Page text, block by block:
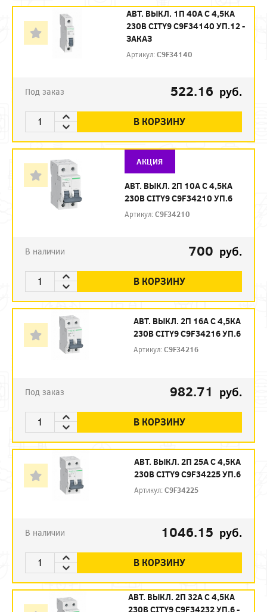
АВТ. ВЫКЛ. 1П 40А С 4,5КА
230В CITY9 C9F34140 УП.12 -
ЗАКАЗ
Артикул:C9F34140
Под заказ 522.16 руб.
В КОРЗИНУ
АКЦИЯ
АВТ. ВЫКЛ. 2П 10А С 4,5КА
230В CITY9 C9F34210 УП.6
Артикул:C9F34210
В наличии 700 руб.
В КОРЗИНУ
АВТ. ВЫКЛ. 2П 16А С 4,5КА
230В CITY9 C9F34216 УП.6
Артикул:C9F34216
Под заказ 982.71 руб.
В КОРЗИНУ
АВТ. ВЫКЛ. 2П 25А С 4,5КА
230В CITY9 C9F34225 УП.6
Артикул:C9F34225
В наличии 1046.15 руб.
В КОРЗИНУ
АВТ. ВЫКЛ. 2П 32А С 4,5КА
230В CITY9 C9F34232 УП.6 -